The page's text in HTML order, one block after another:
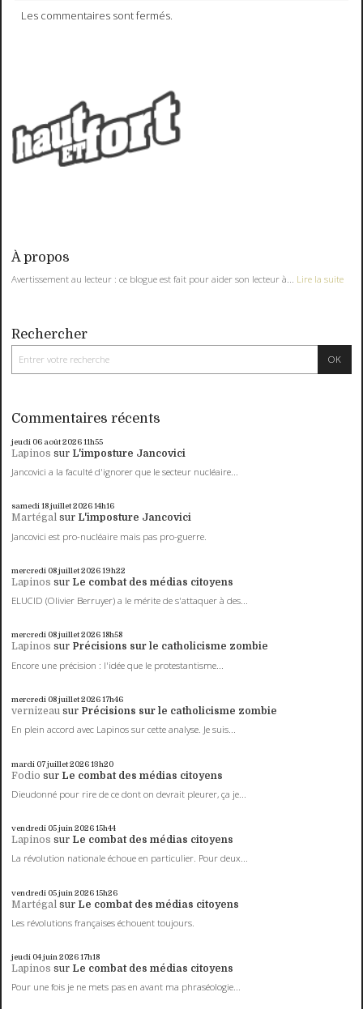
À propos
Avertissement au lecteur : ce blogue est fait pour aider son lecteur à... Lire la suite
Rechercher
Commentaires récents
jeudi 06 août 202611h55
Lapinos sur L'imposture Jancovici
Jancovici a la faculté d'ignorer que le secteur nucléaire...
samedi 18juillet 202614h16
Martégal sur L'imposture Jancovici
Jancovici est pro-nucléaire mais pas pro-guerre.
mercredi 08juillet 202619h22
Lapinos sur Le combat des médias citoyens
ELUCID (Olivier Berruyer) a le mérite de s'attaquer à des...
mercredi 08juillet 202618h58
Lapinos sur Précisions sur le catholicisme zombie
Encore une précision : l'idée que le protestantisme...
mercredi 08juillet 202617h46
vernizeau sur Précisions sur le catholicisme zombie
En plein accord avec Lapinos sur cette analyse. Je suis...
mardi 07juillet 202613h20
Fodio sur Le combat des médias citoyens
Dieudonné pour rire de ce dont on devrait pleurer, ça je...
vendredi 05juin 202615h44
Lapinos sur Le combat des médias citoyens
La révolution nationale échoue en particulier. Pour deux...
vendredi 05juin 202615h26
Martégal sur Le combat des médias citoyens
Les révolutions françaises échouent toujours.
jeudi 04juin 202617h18
Lapinos sur Le combat des médias citoyens
Pour une fois je ne mets pas en avant ma phraséologie...
Les commentaires sont fermés.